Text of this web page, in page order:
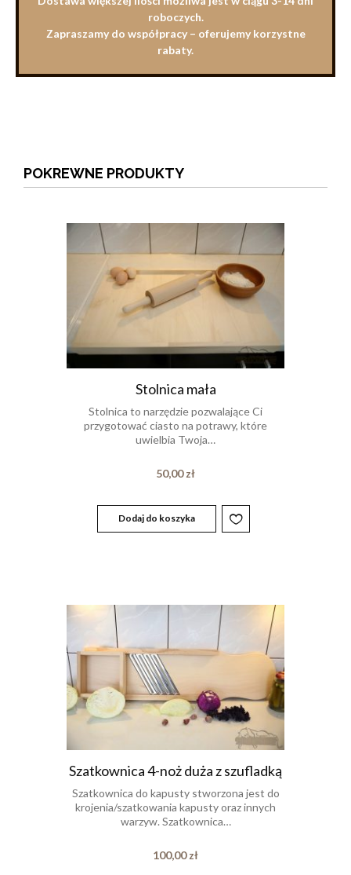
roboczych.
Zapraszamy do współpracy – oferujemy korzystne
rabaty.
POKREWNE PRODUKTY
Stolnica mała
Stolnica to narzędzie pozwalające Ci
przygotować ciasto na potrawy, które
uwielbia Twoja…
50,00zł
Dodaj do koszyka
Szatkownica 4-noż duża z szufladką
Szatkownica do kapusty stworzona jest do
krojenia/szatkowania kapusty oraz innych
warzyw. Szatkownica…
100,00zł